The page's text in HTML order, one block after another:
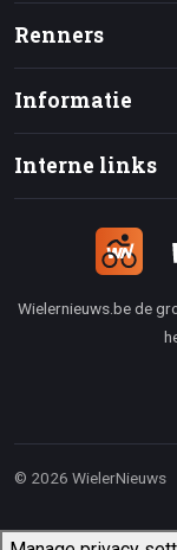
Renners
Informatie
Interne links
Wielernieuws.be de
© 2026 WielerNieuws